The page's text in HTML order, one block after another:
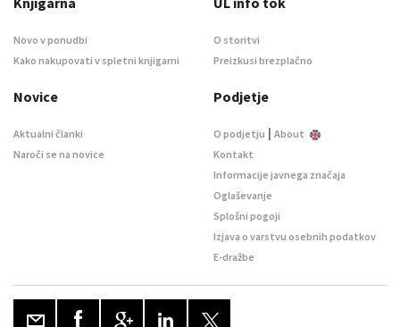
Novo v ponudbi
Kako nakupovati v spletni knjigarni
O storitvi
Preizkusi brezplačno
Novice
Aktualni članki
Naroči se na novice
Podjetje
O podjetju | About
Kontakt
Informacije javnega značaja
Oglaševanje
Splošni pogoji
Izjava o varstvu osebnih podatkov
E-dražbe